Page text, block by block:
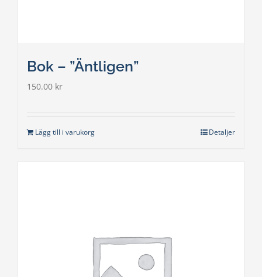
Bok – ”Äntligen”
150.00 kr
Lägg till i varukorg Detaljer